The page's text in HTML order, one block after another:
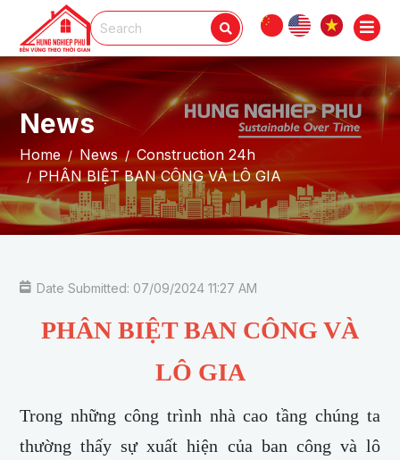
News
Home News
Construction 24h
PHÂN BIỆT BAN CÔNG VÀ LÔ GIA
Date Submitted: 07/09/2024 11:27 AM
PHÂN BIỆT BAN CÔNG VÀ
LÔ GIA
Trong những công trình nhà cao tầng chúng ta
thường thấy sự xuất hiện của ban công và lô